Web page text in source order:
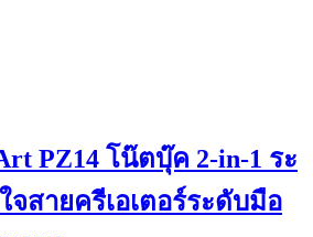
PZ14 โน๊ตบุ๊ค 2-in-1 ระ
จสายครีเอเตอร์ระดับมือ